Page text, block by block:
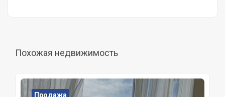
Похожая недвижимость
Продажа